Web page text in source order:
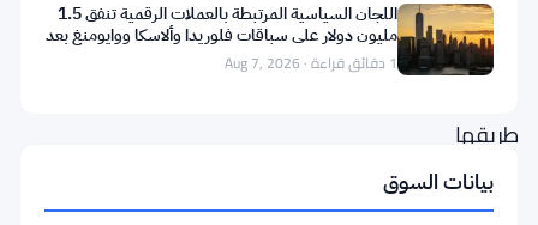
بيتكوين
BTC
)
طريقها
للعودة
إلى
اللجان السياسية المرتبطة بالعملات الرقمية تنفق 1.5
مليون دولار على سباقات فلوريدا وألاسكا ووايومنغ بعد
تعثر1 دقائق قراءة · Aug 7, 2026
بيانات السوق